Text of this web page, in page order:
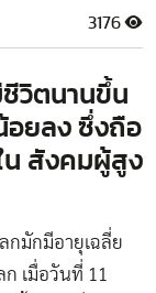
3176
วิตนานขึ้น
อยลง ซึ่งถือ
น สังคมผู้สูง
กมักมีอายุเฉลี่ย
เมื่อวันที่ 11